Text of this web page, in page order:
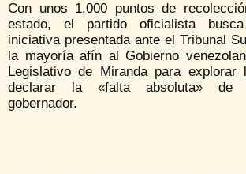
Con unos 1.000 puntos de
estado, el partido oficialista
iniciativa presentada ante el Tribunal
la mayoría afín al Gobierno
Legislativo de Miranda para explorar
declarar la «falta absoluta» de
gobernador.